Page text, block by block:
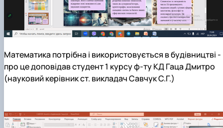
Математика потрібна і використовується в будівництві -
про це доповідав студент 1 курсу ф-ту КД Гаца Дмитро
(науковий керівник ст. викладач Савчук С.Г.)